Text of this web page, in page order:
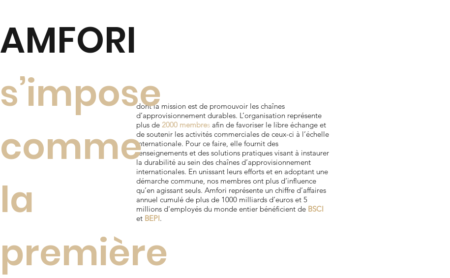
dont la mission est de promouvoir les chaînes
d’approvisionnement durables. L’organisation représente
plus de 2000 membresafin de favoriser le libre échange et
de soutenir les activités commerciales de ceux-ci à l’échelle
internationale. Pour ce faire, elle fournit des
renseignements et des solutions pratiques visant à instaurer
la durabilité au sein des chaînes d’approvisionnement
internationales. En unissant leurs efforts et en adoptant une
démarche commune, nos membres ont plus d’influence
qu’en agissant seuls. Amfori représente un chiffre d’affaires
annuel cumulé de plus de 1000 milliards d’euros et 5
millions d'employés du monde entier bénéficient de BSCI
et BEPI.
AMFORI
s’impose
comme
la
première